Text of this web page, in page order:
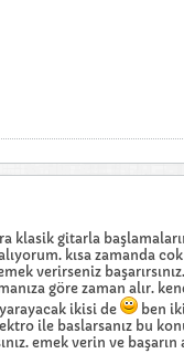
klasik gitarla
kısa zamanda
verirseniz
göre zaman alır.
ikisi de
ben
ile baslarsanız bu
emek verin ve başarın